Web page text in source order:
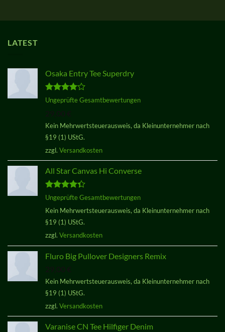
LATEST
Osaka Entry Tee Superdry
Bewertet
Ungeprüfte Gesamtbewertungen
Kein Mehrwertsteuerausweis, da Kleinunternehmer nach
§19 (1) UStG.
zzgl. Versandkosten
All Star Canvas Hi Converse
Bewertet
von 5
Ungeprüfte Gesamtbewertungen
Kein Mehrwertsteuerausweis, da Kleinunternehmer nach
§19 (1) UStG.
zzgl. Versandkosten
Fluro Big Pullover Designers Remix
Kein Mehrwertsteuerausweis, da Kleinunternehmer nach
§19 (1) UStG.
zzgl. Versandkosten
Varanise CN Tee Hilfiger Denim